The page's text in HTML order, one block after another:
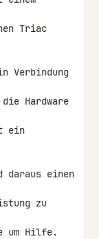
Triac
Verbindung
Hardware
ein
daraus einen
zu
um Hilfe.